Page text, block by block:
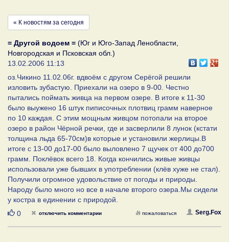
« К новостям за сегодня
= Другой водоем = (Юг и Юго-Запад Ленобласти,
Новгородская и Псковская обл.)
13.02.2006 11:13
оз.Чикино 11.02.06г. вдвоём с другом Серёгой решили
изловить зубастую. Приехали на озеро в 9-00. Честно
пытались поймать живца на первом озере. В итоге к 11-30
было выужено 16 штук пиписочных плотвиц грамм наверное
по 10 каждая. С этим мощным живцом потопали на второе
озеро в район Чёрной речки, где и засверлили 8 лунок (кстати
толщина льда 65-70см)в которые и установили жерлицы.В
итоге с 13-00 до17-00 было выловлено 7 щучек от 400 до700
грамм. Поклёвок всего 18. Когда кончились живые живцы
использовали уже бывших в употреблении (клёв хуже не стал).
Получили огромное удовольствие от погоды и природы.
Народу было много но все в начале второго озера.Мы сидели
у костра в единении с природой.
Нравится
0 отключить комментарии Serg.Fox
пожаловаться